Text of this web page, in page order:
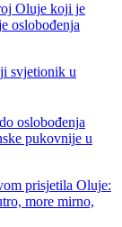
Oluje koji je
oslobođenja
svjetionik u
oslobođenja
pukovnije u
prisjetila Oluje:
more mirno,